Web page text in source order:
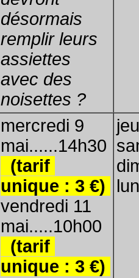
désormais
remplir leurs
assiettes
avec des
noisettes ?
mercredi 9
mai......14h30
(tarif
unique : 3 €)
vendredi 11
mai.....10h00
(tarif
unique : 3 €)